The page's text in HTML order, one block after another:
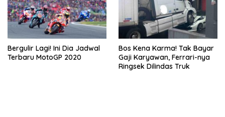
Bergulir Lagi! Ini Dia Jadwal
Terbaru MotoGP 2020
Bos Kena Karma! Tak Bayar
Gaji Karyawan, Ferrari-nya
Ringsek Dilindas Truk